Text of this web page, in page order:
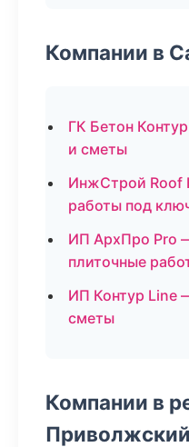
Компании в
ГК Бетон
и сметы
ИнжСтрой Roof
работы под
ИП АрхПро Pro
плиточные
ИП Контур Line
сметы
Компании в